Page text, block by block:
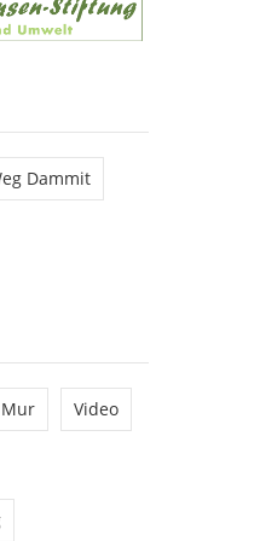
Dammit
Mur Video